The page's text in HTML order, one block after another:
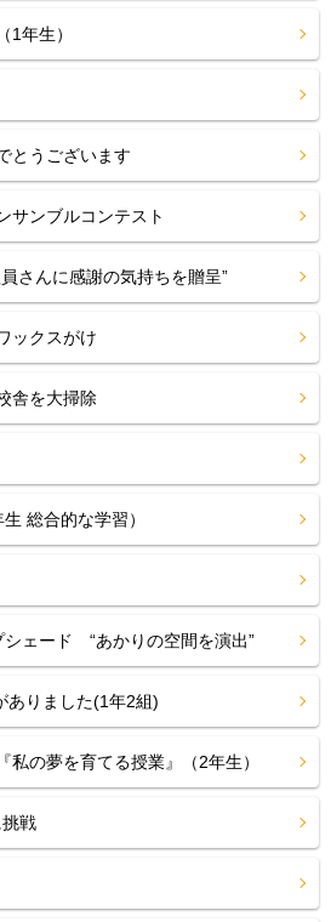
1年生）
とうございます
サンブルコンテスト
さんに感謝の気持ちを贈呈”
ックスがけ
舎を大掃除
総合的な学習）
シェード “あかりの空間を演出”
ありました(1年2組)
私の夢を育てる授業』（2年生）
戦